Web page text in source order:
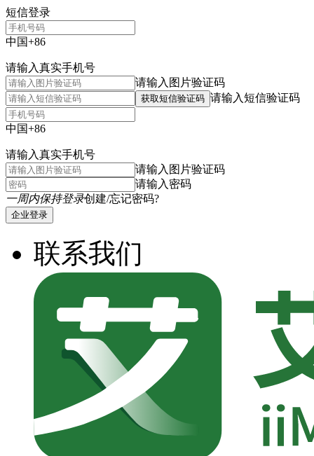
短信登录
中国+86
请输入真实手机号
请输入图片验证码
获取短信验证码 请输入短信验证码
中国+86
请输入真实手机号
请输入图片验证码
请输入密码
一周内保持登录创建/忘记密码?
企业登录
联系我们